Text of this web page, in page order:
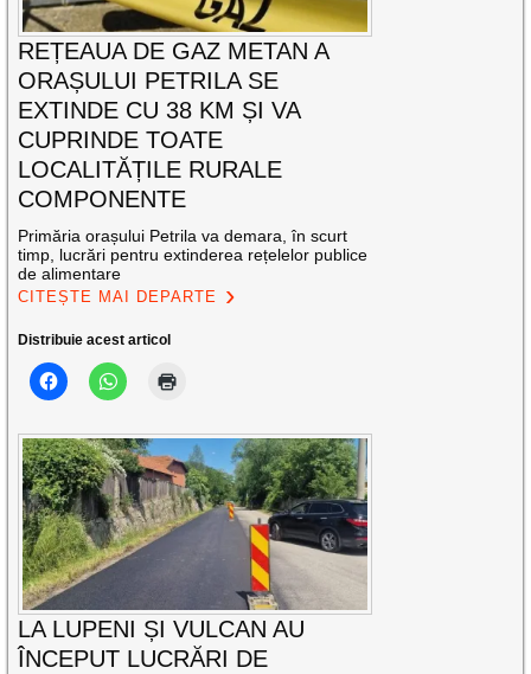
REȚEAUA DE GAZ METAN A
ORAȘULUI PETRILA SE
EXTINDE CU 38 KM ȘI VA
CUPRINDE TOATE
LOCALITĂȚILE RURALE
COMPONENTE
Primăria orașului Petrila va demara, în scurt
timp, lucrări pentru extinderea rețelelor publice
de alimentare
CITEȘTE MAI DEPARTE
Distribuie acest articol
LA LUPENI ȘI VULCAN AU
ÎNCEPUT LUCRĂRI DE